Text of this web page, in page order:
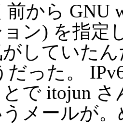
前から GNU
ン) を指定
していた
だった。
で itojun
メールが